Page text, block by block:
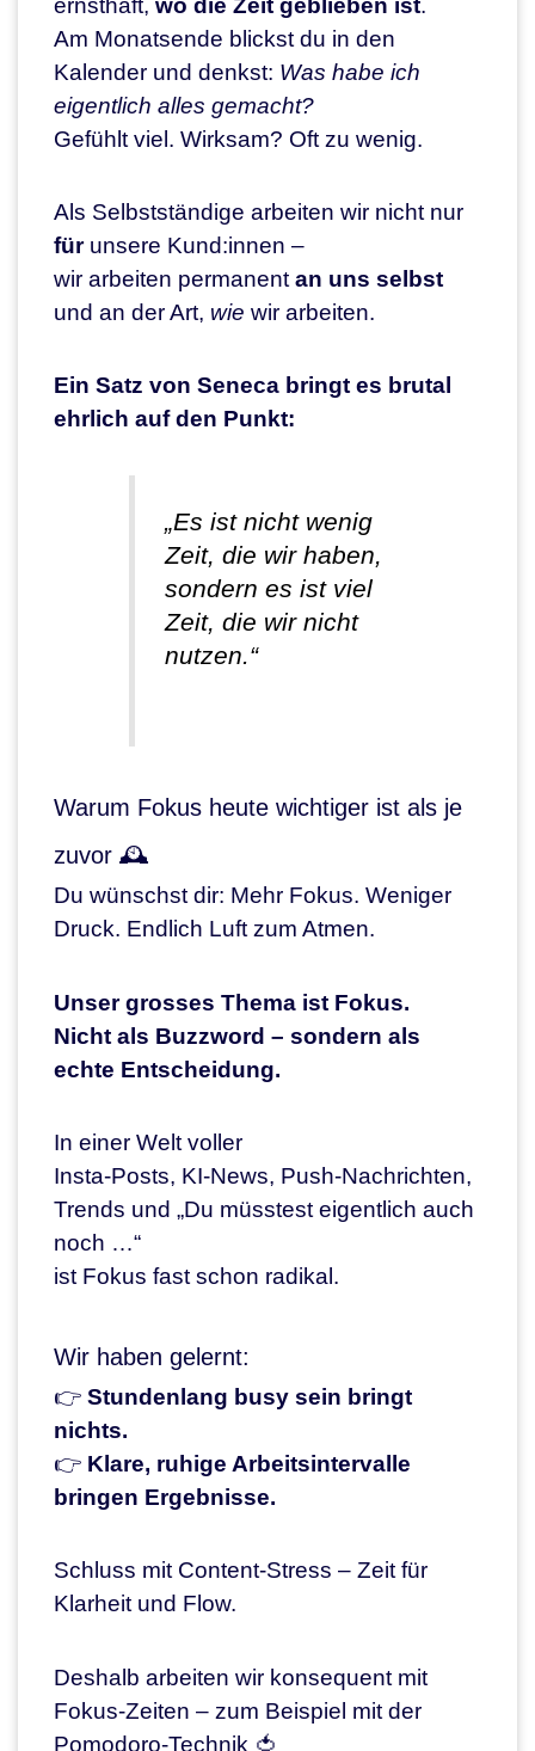
Am Monatsende blickst du in den
Kalender und denkst: Was habe ich
eigentlich alles gemacht?
Gefühlt viel. Wirksam? Oft zu wenig.
Als Selbstständige arbeiten wir nicht nur
fürunsere Kund:innen –
wir arbeiten permanent an uns selbst
und an der Art, wie wir arbeiten.
Ein Satz von Seneca bringt es brutal
ehrlich auf den Punkt:
„Es ist nicht wenig
Zeit, die wir haben,
sondern es ist viel
Zeit, die wir nicht
nutzen.“
Warum Fokus heute wichtiger ist als je
zuvor 🕰️
Du wünschst dir: Mehr Fokus. Weniger
Druck. Endlich Luft zum Atmen.
Unser grosses Thema ist Fokus.
Nicht als Buzzword – sondern als
echte Entscheidung.
In einer Welt voller
Insta-Posts, KI-News, Push-Nachrichten,
Trends und „Du müsstest eigentlich auch
noch …“
ist Fokus fast schon radikal.
Wir haben gelernt:
👉 Stundenlang busy sein bringt
nichts.
👉 Klare, ruhige Arbeitsintervalle
bringen Ergebnisse.
Schluss mit Content-Stress – Zeit für
Klarheit und Flow.
Deshalb arbeiten wir konsequent mit
Fokus-Zeiten – zum Beispiel mit der
Pomodoro-Technik 🍅